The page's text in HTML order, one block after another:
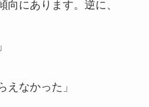
向にあります。逆に、
えなかった」